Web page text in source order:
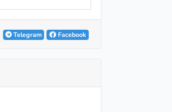
Telegram Facebook